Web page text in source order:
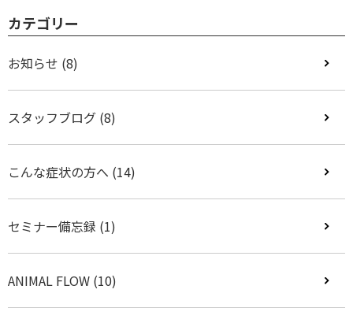
カテゴリー
お知らせ (8)
スタッフブログ (8)
こんな症状の方へ (14)
セミナー備忘録 (1)
ANIMAL FLOW (10)